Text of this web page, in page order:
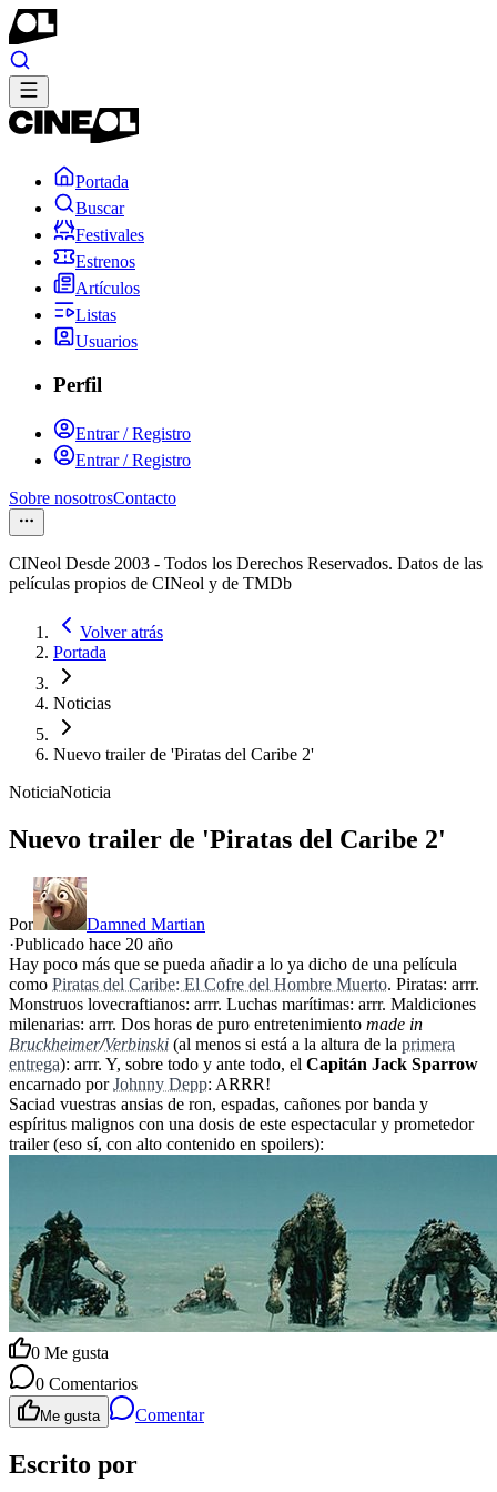
Portada
Buscar
Festivales
Estrenos
Artículos
Listas
Usuarios
Perfil
Entrar / Registro
Entrar / Registro
Sobre nosotrosContacto
CINeol Desde 2003 - Todos los Derechos Reservados. Datos de las
películas propios de CINeol y de TMDb
Volver atrás
Portada
Noticias
Nuevo trailer de 'Piratas del Caribe 2'
NoticiaNoticia
Nuevo trailer de 'Piratas del Caribe 2'
Por
Damned Martian
·Publicado hace 20 año
Hay poco más que se pueda añadir a lo ya dicho de una película
como Piratas del Caribe: El Cofre del Hombre Muerto. Piratas: arrr.
Monstruos lovecraftianos: arrr. Luchas marítimas: arrr. Maldiciones
milenarias: arrr. Dos horas de puro entretenimiento made in
Bruckheimer/Verbinski (al menos si está a la altura de la primera
entrega): arrr. Y, sobre todo y ante todo, el Capitán Jack Sparrow
encarnado porJohnny Depp: ARRR!
Saciad vuestras ansias de ron, espadas, cañones por banda y
espíritus malignos con una dosis de este espectacular y prometedor
trailer (eso sí, con alto contenido en spoilers):
0 Me gusta
0 Comentarios
Me gusta Comentar
Escrito por